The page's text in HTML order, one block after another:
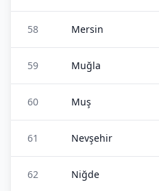
58 Mersin
59 Muğla
60 Muş
61 Nevşehir
62 Niğde